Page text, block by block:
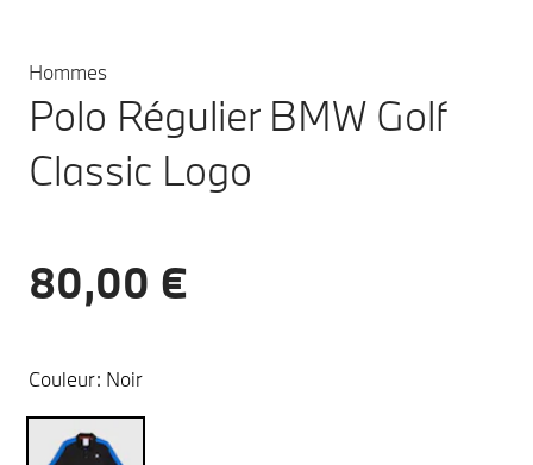
Hommes
Polo Régulier BMW Golf
Classic Logo
80,00 €
Couleur: Noir